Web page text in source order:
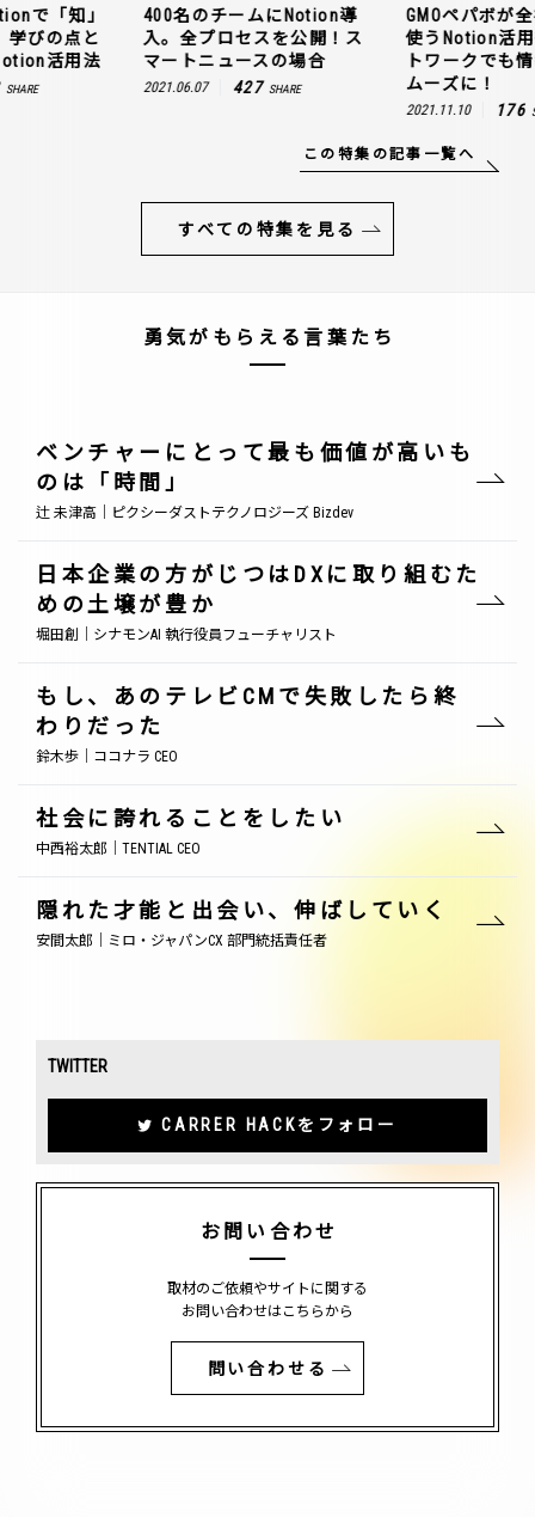
にNotion導
を公開！ス
の場合
SHARE
GMOペパボが全社員300名で
使うNotion活用術｜リモー
トワークでも情報共有をス
ムーズに！
Takramは、
を構造化する
点をつなぐ、
2021.09.08
この特集の記事一覧へ
すべての特集を見る
勇気がもらえる言葉たち
ベンチャーにとって最も価値が高いも
のは「時間」
辻 未津高｜ピクシーダストテクノロジーズ Bizdev
日本企業の方がじつはDXに取り組むた
めの土壌が豊か
堀田創｜シナモンAI 執行役員フューチャリスト
もし、あのテレビCMで失敗したら終
わりだった
鈴木歩｜ココナラ CEO
社会に誇れることをしたい
中西裕太郎｜TENTIAL CEO
隠れた才能と出会い、伸ばしていく
安間太郎｜ミロ・ジャパンCX 部門統括責任者
TWITTER
CARRER HACKをフォロー
お問い合わせ
取材のご依頼やサイトに関する
お問い合わせはこちらから
問い合わせる